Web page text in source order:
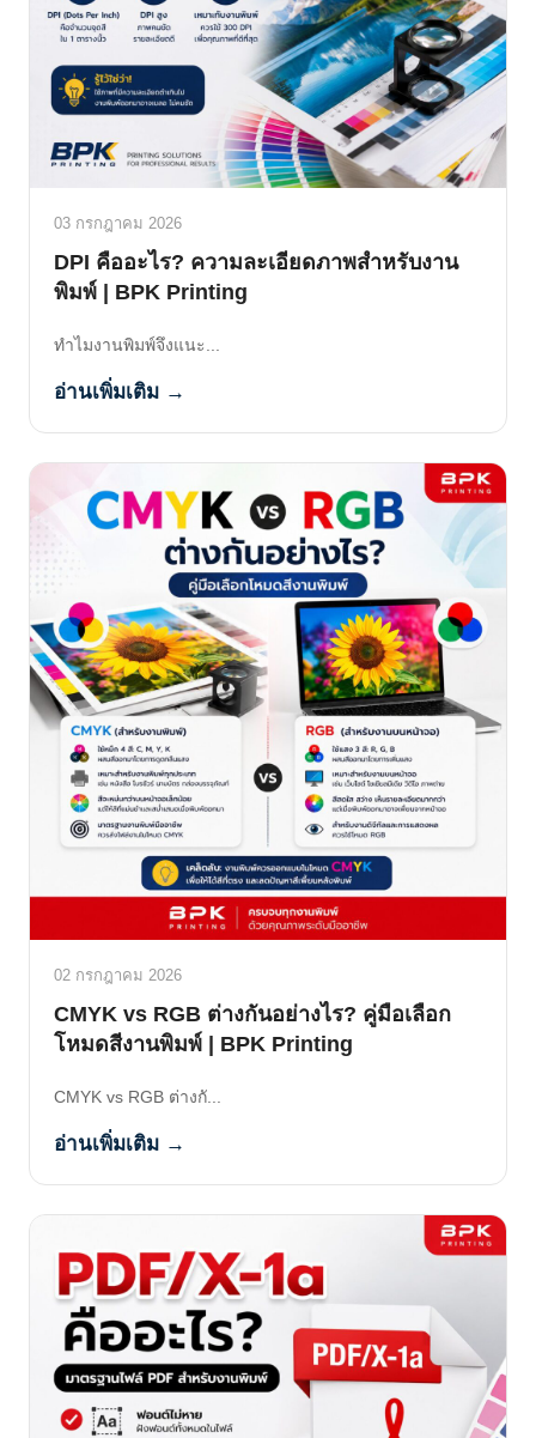
03 กรกฎาคม 2026
DPI คืออะไร? ความละเอียดภาพสำหรับงาน
พิมพ์ | BPK Printing
ทำไมงานพิมพ์จึงแนะ...
อ่านเพิ่มเติม →
02 กรกฎาคม 2026
CMYK vs RGB ต่างกันอย่างไร? คู่มือเลือก
โหมดสีงานพิมพ์ | BPK Printing
CMYK vs RGB ต่างกั...
อ่านเพิ่มเติม →